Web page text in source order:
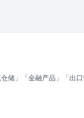
储」「金融产品」「出